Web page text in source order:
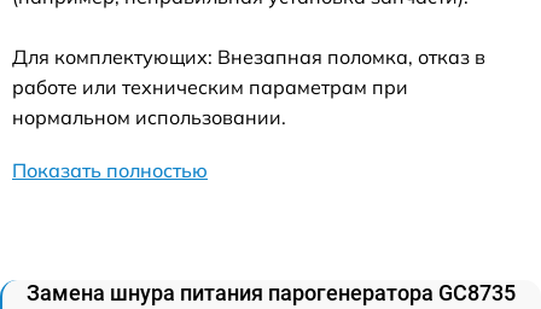
Для комплектующих: Внезапная поломка, отказ в
работе или техническим параметрам при
нормальном использовании.
Показать полностью
Замена шнура питания парогенератора GC8735